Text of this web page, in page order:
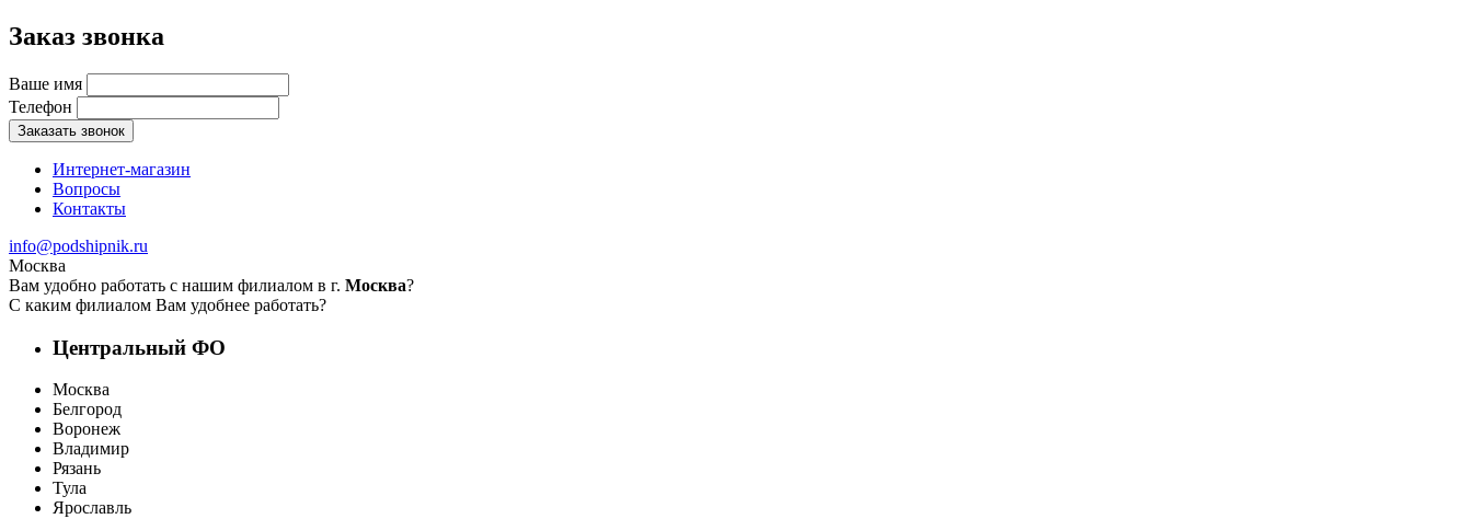
Заказ звонка
Ваше имя
Телефон
Заказать звонок
Интернет-магазин
Вопросы
Контакты
info@podshipnik.ru
Москва
Вам удобно работать с нашим филиалом в г. Москва?
С каким филиалом Вам удобнее работать?
Центральный ФО
Москва
Белгород
Воронеж
Владимир
Рязань
Тула
Ярославль